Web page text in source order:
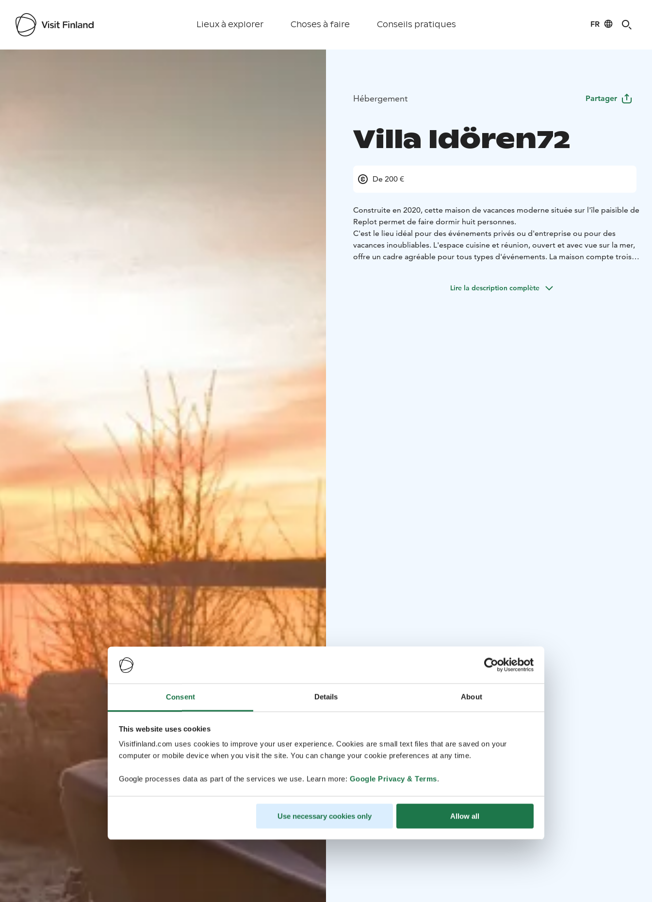
Consent Details About
This website uses cookies
Visitfinland.com uses cookies to improve your user experience. Cookies are small text files that are saved on your
computer or mobile device when you visit the site. You can change your cookie preferences at any time.
Google processes data as part of the services we use. Learn more: Google Privacy & Terms.
Use necessary cookies only Allow all
Lieux à explorer Choses à faire Conseils pratiques FR
Hébergement Partager
Villa Idören72
De 200 €
Construite en 2020, cette maison de vacances moderne située sur l'île paisible de
Replot permet de faire dormir huit personnes.
C'est le lieu idéal pour des événements privés ou d'entreprise ou pour des
vacances inoubliables. L'espace cuisine et réunion, ouvert et avec vue sur la mer,
offre un cadre agréable pour tous types d'événements. La maison compte trois
disponibles dans l'unité sauna. La cuisine est équipée d'une plaque à induction,
Lire la description complète